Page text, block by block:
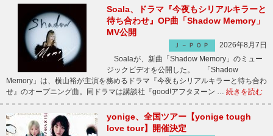
Soala、ドラマ『今夜もシリアルキラーと
待ち合わせ』OP曲「Shadow Memory」
MV公開
Ｊ－ＰＯＰ
2026年8月7日
Soalaが、新曲「Shadow Memory」のミュー
ジックビデオを公開した。 「Shadow
Memory」は、横山裕が主演を務めるドラマ『今夜もシリアルキラーと待ち合わ
せ』のオープニング曲。同ドラマは講談社『good!アフタヌーン … 続きを読む
yonige、全国ツアー【yonige tough
love tour】開催決定